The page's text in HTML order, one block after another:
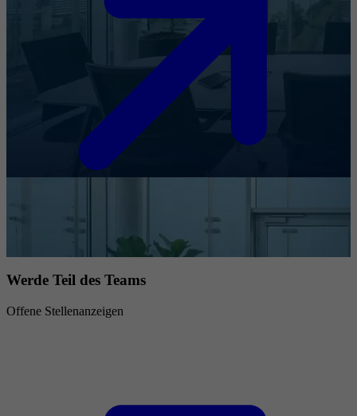
Werde Teil des Teams
Offene Stellenanzeigen